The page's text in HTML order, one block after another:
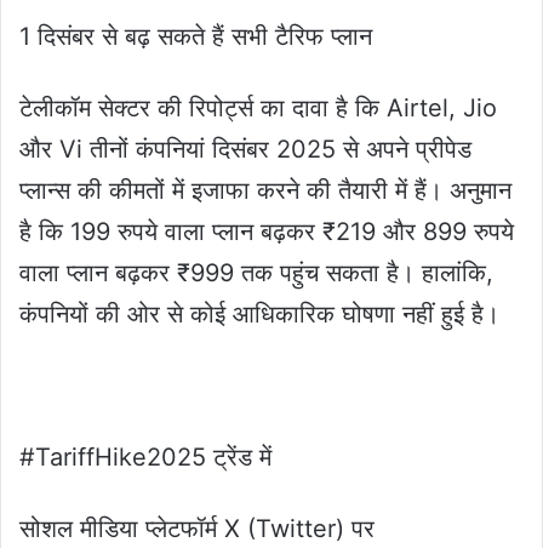
1 दिसंबर से बढ़ सकते हैं सभी टैरिफ प्लान
टेलीकॉम सेक्टर की रिपोर्ट्स का दावा है कि Airtel, Jio
और Vi तीनों कंपनियां दिसंबर 2025 से अपने प्रीपेड
प्लान्स की कीमतों में इजाफा करने की तैयारी में हैं। अनुमान
है कि 199 रुपये वाला प्लान बढ़कर ₹219 और 899 रुपये
वाला प्लान बढ़कर ₹999 तक पहुंच सकता है। हालांकि,
कंपनियों की ओर से कोई आधिकारिक घोषणा नहीं हुई है।
#TariffHike2025 ट्रेंड में
सोशल मीडिया प्लेटफॉर्म X (Twitter) पर